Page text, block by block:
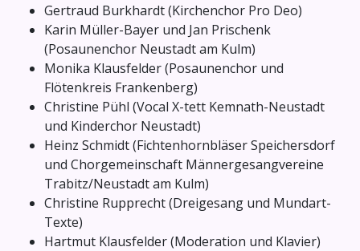
Gertraud Burkhardt (Kirchenchor Pro Deo)
Karin Müller-Bayer und Jan Prischenk
(Posaunenchor Neustadt am Kulm)
Monika Klausfelder (Posaunenchor und
Flötenkreis Frankenberg)
Christine Pühl (Vocal X-tett Kemnath-Neustadt
und Kinderchor Neustadt)
Heinz Schmidt (Fichtenhornbläser Speichersdorf
und Chorgemeinschaft Männergesangvereine
Trabitz/Neustadt am Kulm)
Christine Rupprecht (Dreigesang und Mundart-
Texte)
Hartmut Klausfelder (Moderation und Klavier)